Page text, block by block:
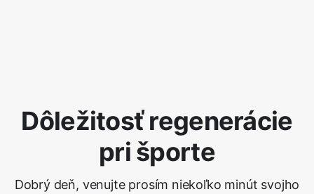
Dôležitosť regenerácie
pri športe
Dobrý deň, venujte prosím niekoľko minút svojho